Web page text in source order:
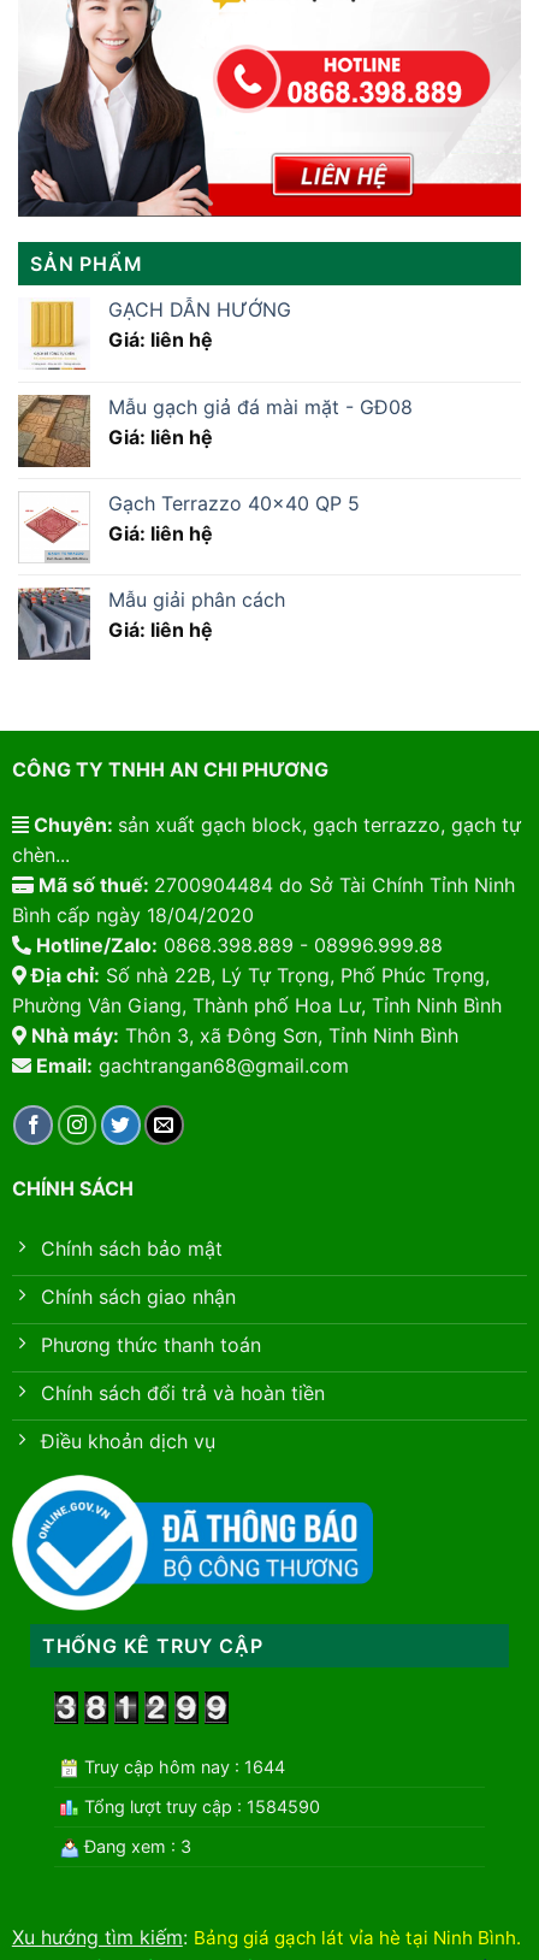
SẢN PHẨM
GẠCH DẪN HƯỚNG
Giá: liên hệ
Mẫu gạch giả đá mài mặt - GĐ08
Giá: liên hệ
Gạch Terrazzo 40×40 QP 5
Giá: liên hệ
Mẫu giải phân cách
Giá: liên hệ
CÔNG TY TNHH AN CHI PHƯƠNG
Chuyên: sản xuất gạch block, gạch terrazzo, gạch tự
chèn...
Mã số thuế: 2700904484 do Sở Tài Chính Tỉnh Ninh
Bình cấp ngày 18/04/2020
Hotline/Zalo: 0868.398.889 - 08996.999.88
Địa chỉ: Số nhà 22B, Lý Tự Trọng, Phố Phúc Trọng,
Phường Vân Giang, Thành phố Hoa Lư, Tỉnh Ninh Bình
Nhà máy: Thôn 3, xã Đông Sơn, Tỉnh Ninh Bình
Email: gachtrangan68@gmail.com
CHÍNH SÁCH
Chính sách bảo mật
Chính sách giao nhận
Phương thức thanh toán
Chính sách đổi trả và hoàn tiền
Điều khoản dịch vụ
THỐNG KÊ TRUY CẬP
Truy cập hôm nay : 1644
Tổng lượt truy cập : 1584590
Đang xem : 3
Xu hướng tìm kiếm: Bảng giá gạch lát vỉa hè tại Ninh Bình.